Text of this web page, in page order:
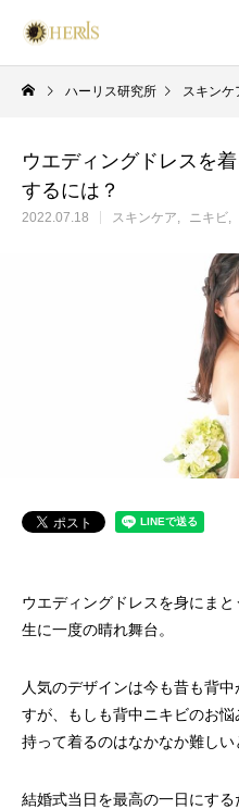
ハーリス研究所 スキンケ
ウエディングドレスを
するには？
2022.07.18 スキンケア ニキビ
ウエディングドレスを身にま
生に一度の晴れ舞台。
人気のデザインは今も昔も背
すが、もしも背中ニキビのお
持って着るのはなかなか難しい
結婚式当日を最高の一日にす